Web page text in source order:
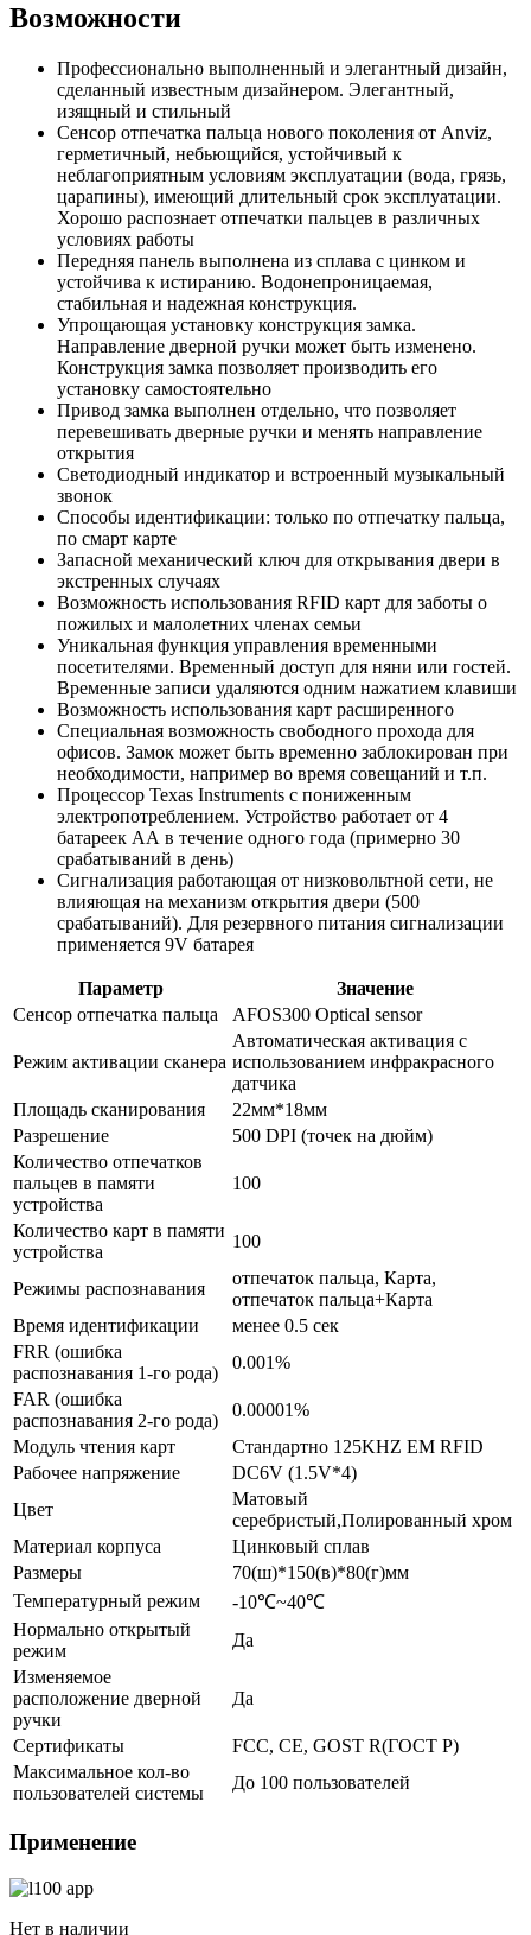
Возможности
Профессионально выполненный и элегантный дизайн,
сделанный известным дизайнером. Элегантный,
изящный и стильный
Сенсор отпечатка пальца нового поколения от Anviz,
герметичный, небьющийся, устойчивый к
неблагоприятным условиям эксплуатации (вода, грязь,
царапины), имеющий длительный срок эксплуатации.
Хорошо распознает отпечатки пальцев в различных
условиях работы
Передняя панель выполнена из сплава с цинком и
устойчива к истиранию. Водонепроницаемая,
стабильная и надежная конструкция.
Упрощающая установку конструкция замка.
Направление дверной ручки может быть изменено.
Конструкция замка позволяет производить его
установку самостоятельно
Привод замка выполнен отдельно, что позволяет
перевешивать дверные ручки и менять направление
открытия
Светодиодный индикатор и встроенный музыкальный
звонок
Способы идентификации: только по отпечатку пальца,
по смарт карте
Запасной механический ключ для открывания двери в
экстренных случаях
Возможность использования RFID карт для заботы о
пожилых и малолетних членах семьи
Уникальная функция управления временными
посетителями. Временный доступ для няни или гостей.
Временные записи удаляются одним нажатием клавиши
Возможность использования карт расширенного
Специальная возможность свободного прохода для
офисов. Замок может быть временно заблокирован при
необходимости, например во время совещаний и т.п.
Процессор Texas Instruments с пониженным
электропотреблением. Устройство работает от 4
батареек АА в течение одного года (примерно 30
срабатываний в день)
Сигнализация работающая от низковольтной сети, не
влияющая на механизм открытия двери (500
срабатываний). Для резервного питания сигнализации
применяется 9V батарея
Параметр
Значение
Сенсор отпечатка пальца
AFOS300 Optical sensor
Режим активации сканера
Автоматическая активация с
использованием инфракрасного
датчика
Площадь сканирования
22мм*18мм
Разрешение
500 DPI (точек на дюйм)
Количество отпечатков
пальцев в памяти
устройства
100
Количество карт в памяти
устройства
100
Режимы распознавания
отпечаток пальца, Карта,
отпечаток пальца+Карта
Время идентификации
менее 0.5 сек
FRR (ошибка
распознавания 1-го рода)
0.001%
FAR (ошибка
распознавания 2-го рода)
0.00001%
Модуль чтения карт
Стандартно 125KHZ EM RFID
Рабочее напряжение
DC6V (1.5V*4)
Цвет
Матовый
серебристый,Полированный хром
Материал корпуса
Цинковый сплав
Размеры
70(ш)*150(в)*80(г)мм
Температурный режим
-10℃~40℃
Нормально открытый
режим
Да
Изменяемое
расположение дверной
ручки
Да
Сертификаты
FCC, CE, GOST R(ГОСТ Р)
Максимальное кол-во
пользователей системы
До 100 пользователей
Применение
Нет в наличии